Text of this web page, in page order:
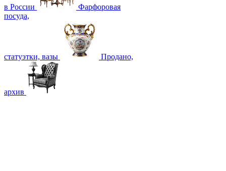
в России
Фарфоровая
посуда,
статуэтки, вазы Продано,
архив